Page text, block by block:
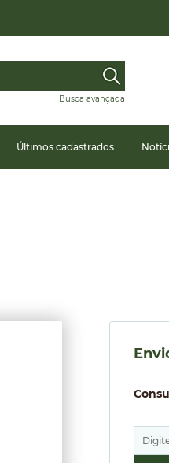
Busca avançada
Últimos cadastrados